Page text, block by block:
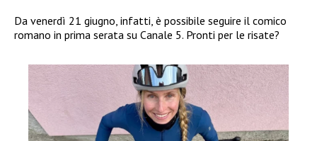
Da venerdì 21 giugno, infatti, è possibile seguire il comico
romano in prima serata su Canale 5. Pronti per le risate?